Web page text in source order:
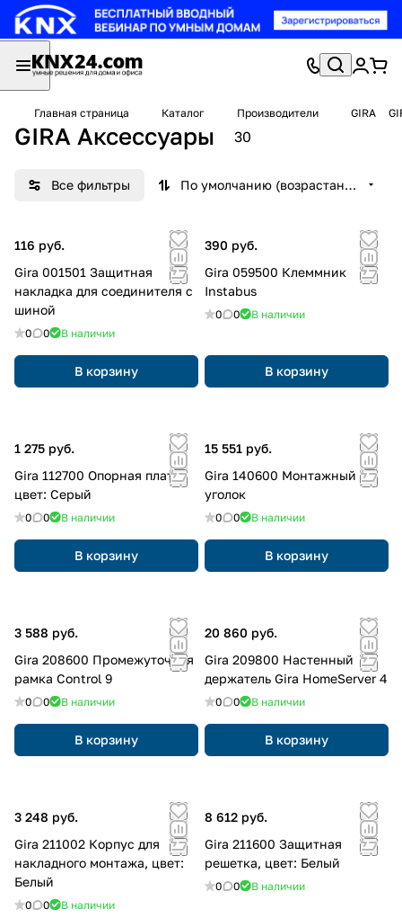
Главная страница Каталог Производители GIRA
GIRA Аксессуары 30
Все фильтры По умолчанию (возрастание)
116 руб.
Gira 001501 Защитная
накладка для соединителя с
шиной
0 0 В наличии
В корзину
390 руб.
Gira 059500 Клеммник
Instabus
0 0 В наличии
В корзину
1 275 руб.
Gira 112700 Опорная плата,
цвет: Серый
0 0 В наличии
В корзину
15 551 руб.
Gira 140600 Монтажный
уголок
0 0 В наличии
В корзину
3 588 руб.
Gira 208600 Промежуточная
рамка Control 9
0 0 В наличии
В корзину
20 860 руб.
Gira 209800 Настенный
держатель Gira HomeServer 4
0 0 В наличии
В корзину
3 248 руб.
Gira 211002 Корпус для
накладного монтажа, цвет:
Белый
0 0 В наличии
8 612 руб.
Gira 211600 Защитная
решетка, цвет: Белый
0 0 В наличии